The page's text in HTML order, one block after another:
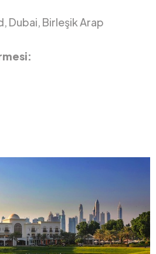
Dubai, Birleşik Arap